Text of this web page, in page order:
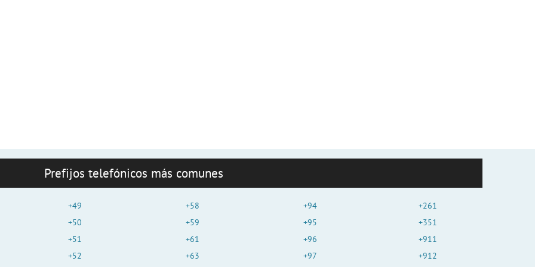
Prefijos telefónicos más comunes
+49
+50
+51
+52
+58
+59
+61
+63
+94
+95
+96
+97
+261
+351
+911
+912